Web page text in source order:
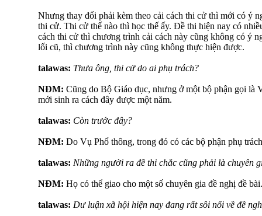
Nhưng thay đổi phải kèm theo cải cách thi cử thì mới có ý
thi cử. Thi cử thế nào thì học thế ấy. Đề thi hiện nay có
cách thi cử thì chương trình cải cách này cũng không có ý
lối cũ, thì chương trình này cũng không thực hiện được.
talawas: Thưa ông, thi cử do ai phụ trách?
NĐM: Cũng do Bộ Giáo dục, nhưng ở một bộ phận gọi là
mới sinh ra cách đây được một năm.
talawas: Còn trước đây?
NĐM: Do Vụ Phổ thông, trong đó có các bộ phận phụ
talawas: Những người ra đề thi chắc cũng phải là chuyên
NĐM: Họ có thể giao cho một số chuyên gia đề nghị đề
talawas: Dư luận xã hội hiện nay đang rất sôi nổi về đề